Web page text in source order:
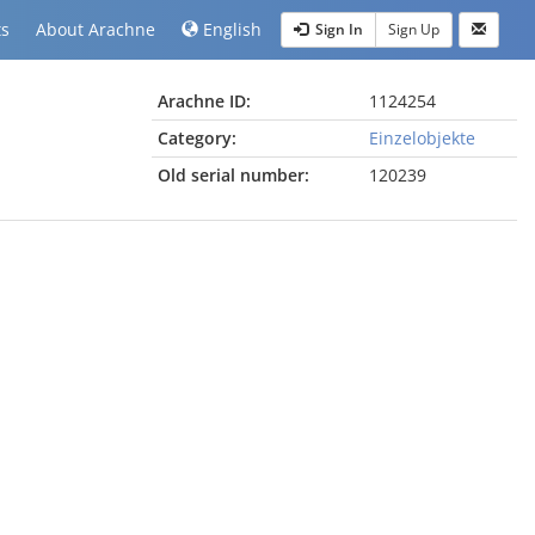
About Arachne English Sign In Sign Up
Arachne ID:
1124254
Category:
Einzelobjekte
Old serial number:
120239